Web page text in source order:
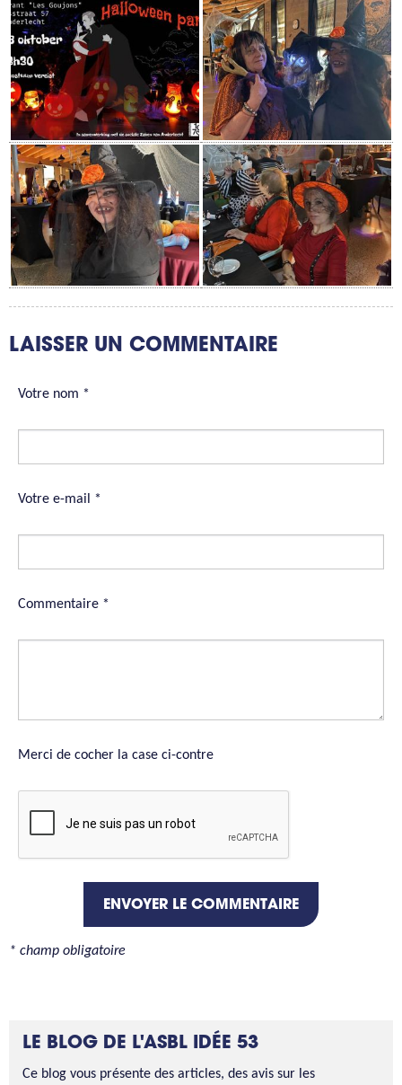
LAISSER UN COMMENTAIRE
Votre nom *
Votre e-mail *
Commentaire *
Merci de cocher la case ci-contre
ENVOYER LE COMMENTAIRE
* champ obligatoire
LE BLOG DE L'ASBL IDÉE 53
Ce blog vous présente des articles, des avis sur les